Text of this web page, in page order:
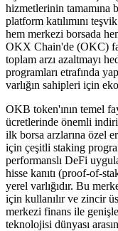
hizmetlerinin tamamına
platform katılımını
hem merkezi borsada
OKX Chain'de (OKC)
toplam arzı azaltmayı
programları etrafında
varlığın sahipleri için
OKB token'ının temel
ücretlerinde önemli
ilk borsa arzlarına özel
için çeşitli staking
performanslı DeFi
hisse kanıtı (proof-of-
yerel varlığıdır. Bu
için kullanılır ve zincir
merkezi finans ile
teknolojisi dünyası